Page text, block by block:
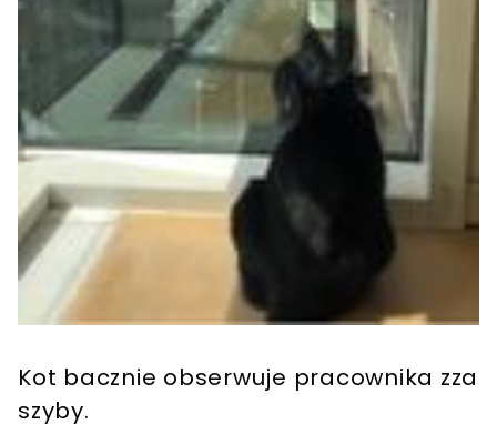
Kot bacznie obserwuje pracownika zza
szyby.